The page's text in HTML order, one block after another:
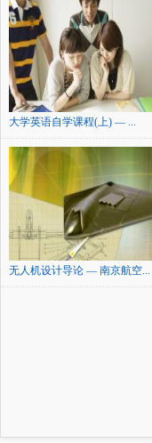
大学英语自学课程(上) — ...
无人机设计导论 — 南京航空...